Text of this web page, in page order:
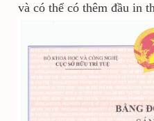
và có thể có thêm đầu in